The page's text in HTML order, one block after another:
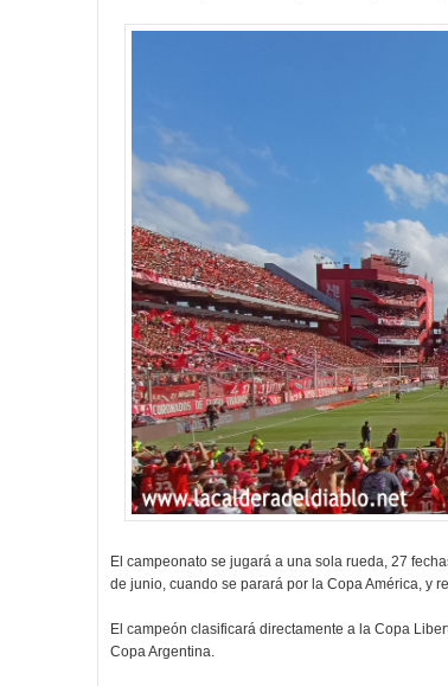
El campeonato se jugará a una sola rueda, 27
de junio, cuando se parará por la Copa América, y
El campeón clasificará directamente a la Copa
Copa Argentina.